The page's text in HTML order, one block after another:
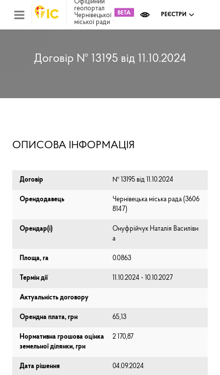
Офіційний
геопортал
Чернівецької
міської ради
РЕЄСТРИ
Договір № 13195 від 11.10.2024
ОПИСОВА ІНФОРМАЦІЯ
Договір № 13195 від 11.10.2024
Орендодавець
Чернівецька міська рада (⁨3606
8147⁩)
Орендар(і)
Онуфрійчук Наталія Василівн
а
Площа, га 0.0863
Термін дії 11.10.2024 - 10.10.2027
Актуальність договору
Орендна плата, грн 65,13
Нормативна грошова оцінка
земельної ділянки, грн
2 170,87
Дата рішення 04.09.2024